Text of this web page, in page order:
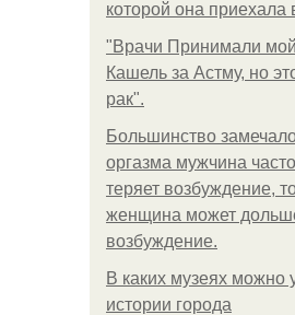
которой она приехала
"Врачи Принимали
Кашель за Астму, но
рак".
Большинство
оргазма мужчина
теряет возбуждение,
женщина может
возбуждение.
В каких музеях можно
истории города